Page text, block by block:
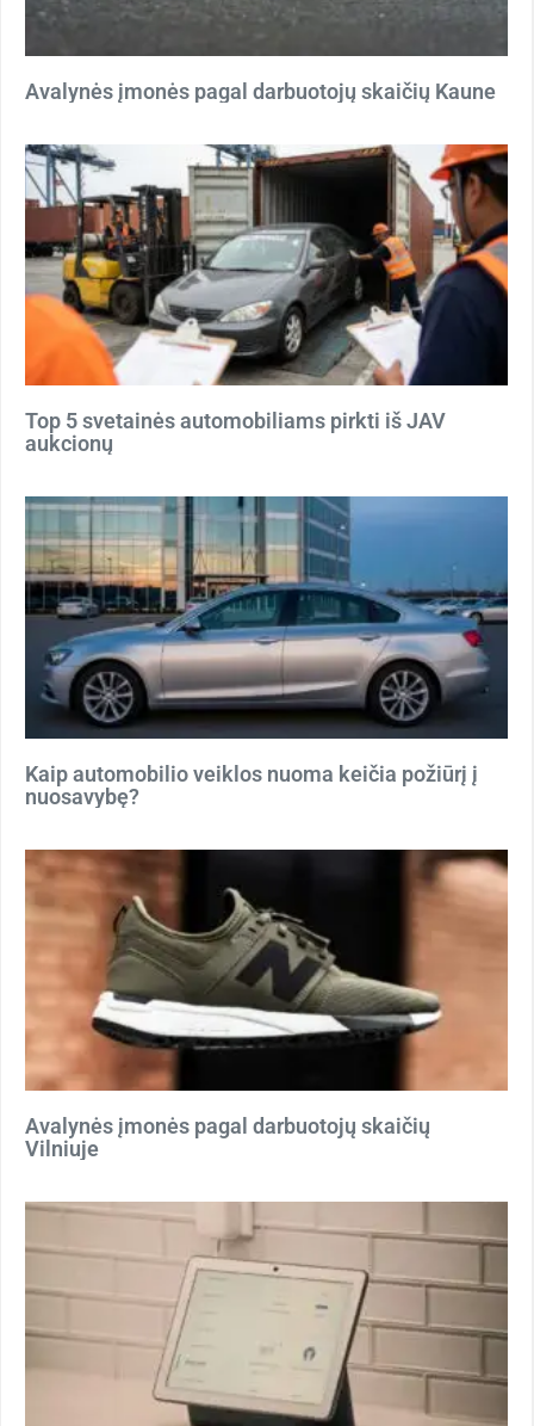
Avalynės įmonės pagal darbuotojų skaičių Kaune
Top 5 svetainės automobiliams pirkti iš JAV
aukcionų
Kaip automobilio veiklos nuoma keičia požiūrį į
nuosavybę?
Avalynės įmonės pagal darbuotojų skaičių
Vilniuje